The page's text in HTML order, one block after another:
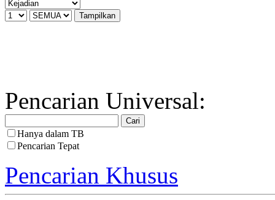
Pencarian Universal:
Hanya dalam TB
Pencarian Tepat
Pencarian Khusus